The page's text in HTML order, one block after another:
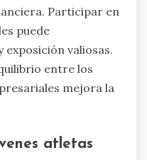
Participar en
puede
valiosas.
entre los
mejora la
atletas